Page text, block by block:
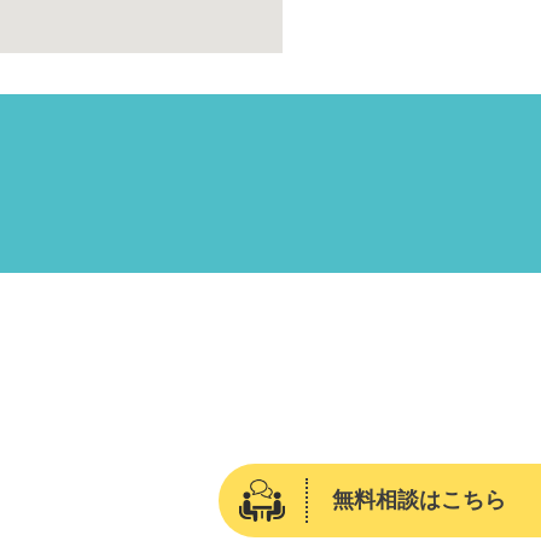
無料相談はこちら